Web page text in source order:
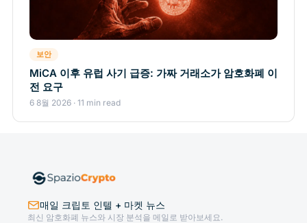
보안
MiCA 이후 유럽 사기 급증: 가짜 거래소가 암호화폐 이
전 요구
6 8월 2026 · 11 min read
매일 크립토 인텔 + 마켓 뉴스
최신 암호화폐 뉴스와 시장 분석을 메일로 받아보세요.